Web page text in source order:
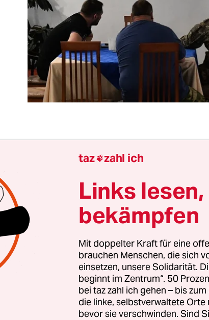
knapp sieben Monaten bestand
dem Kreml und der Mehrheit der
uns bei unserer Spezialoperation
Alltag fernab davon leben“, lautete
Moskaus.
nahmen diesen Vertrag für bare
der Krieg nichts an. Als geschähen die
nicht in ihrem Namen.
wiederholten sie die von der
Kraft liegt in der Wahrheit! Der Sieg wird
taz zahl ich
Links
bekämpfen
Mit doppelter Kraft für eine
brauchen Menschen, die sich
einsetzen, unsere Solidarität.
beginnt im Zentrum“. 50
bei taz zahl ich gehen – bis
die linke, selbstverwaltete
bevor sie verschwinden. Sind